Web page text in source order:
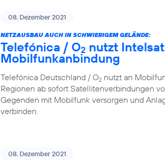
08. Dezember 2021
NETZAUSBAU AUCH IN SCHWIERIGEM GELÄNDE:
Telefónica / O2 nutzt
Mobilfunkanbindung
Telefónica Deutschland / O2 nutzt an
Regionen ab sofort Satellitenverbindungen
Gegenden mit Mobilfunk versorgen und
verbinden.
08. Dezember 2021